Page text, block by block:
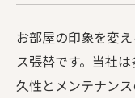
お部屋の印象を変
ス張替です。当社
久性とメンテナン